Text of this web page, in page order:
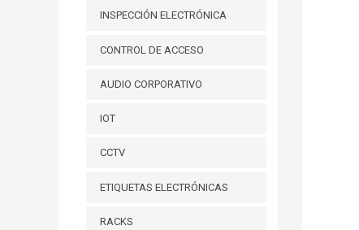
INSPECCIÓN ELECTRÓNICA
CONTROL DE ACCESO
AUDIO CORPORATIVO
IOT
CCTV
ETIQUETAS ELECTRÓNICAS
RACKS